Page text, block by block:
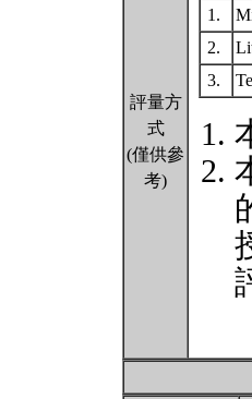
評量方
式
(僅供參
考)
1.
2.
3.